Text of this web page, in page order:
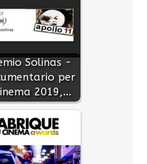
Solinas -
per
2019,…